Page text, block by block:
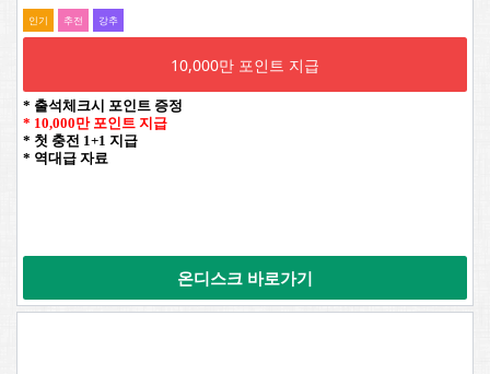
인기 추전 강추
10,000만 포인트 지급
* 출석체크시 포인트 증정
* 10,000만 포인트 지급
* 첫 충전 1+1 지급
* 역대급 자료
온디스크 바로가기